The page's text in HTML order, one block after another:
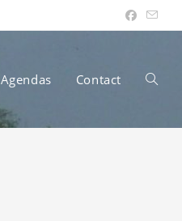
Agendas Contact Toggle